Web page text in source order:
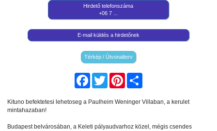
Hirdető telefonszáma
+06 7 ...
E-mail küldés a hirdetőnek
Térkép / Útvonalterv
FacebookTwitter Pinterest
Kituno befektetesi lehetoseg a Paulheim Weninger Villaban, a kerulet
mintahazaban!
Budapest belvárosában, a Keleti pályaudvarhoz közel, mégis csendes